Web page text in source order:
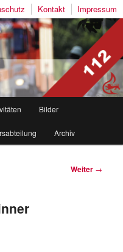
Impressum
Kontakt
Mutlangen
Bilder
Archiv
Weiter →